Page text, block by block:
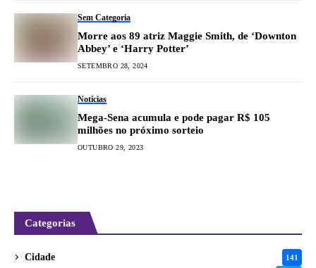
Sem Categoria
Morre aos 89 atriz Maggie Smith, de ‘Downton
Abbey’ e ‘Harry Potter’
SETEMBRO 28, 2024
Notícias
Mega-Sena acumula e pode pagar R$ 105
milhões no próximo sorteio
OUTUBRO 29, 2023
Categorias
Cidade 141